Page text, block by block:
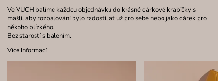
Ve VUCH balíme každou objednávku do krásné dárkové krabičky s
mašlí, aby rozbalování bylo radostí, ať už pro sebe nebo jako dárek pro
někoho blízkého.
Bez starostí s balením.
Více informací